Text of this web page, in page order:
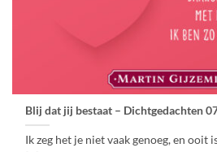
Blij dat jij bestaat – Dichtgedachten
Ik zeg het je niet vaak genoeg, en ooit